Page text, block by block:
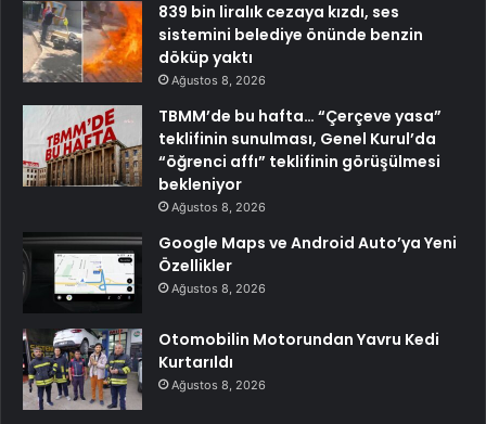
839 bin liralık cezaya kızdı, ses
sistemini belediye önünde benzin
döküp yaktı
Ağustos 8, 2026
TBMM’de bu hafta… “Çerçeve yasa”
teklifinin sunulması, Genel Kurul’da
“öğrenci affı” teklifinin görüşülmesi
bekleniyor
Ağustos 8, 2026
Google Maps ve Android Auto’ya Yeni
Özellikler
Ağustos 8, 2026
Otomobilin Motorundan Yavru Kedi
Kurtarıldı
Ağustos 8, 2026